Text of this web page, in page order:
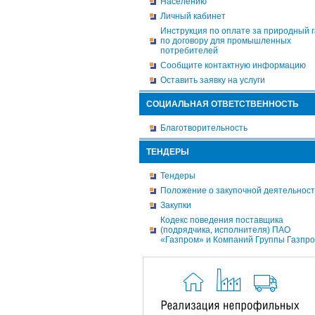
Личный кабинет
Инструкция по оплате за природный
по договору для промышленных
потребителей
Сообщите контактную информацию
Оставить заявку на услуги
СОЦИАЛЬНАЯ ОТВЕТСТВЕННОСТЬ
Благотворительность
ТЕНДЕРЫ
Тендеры
Положение о закупочной
Закупки
Кодекс поведения поставщика
(подрядчика, исполнителя) ПАО
«Газпром» и Компаний Группы